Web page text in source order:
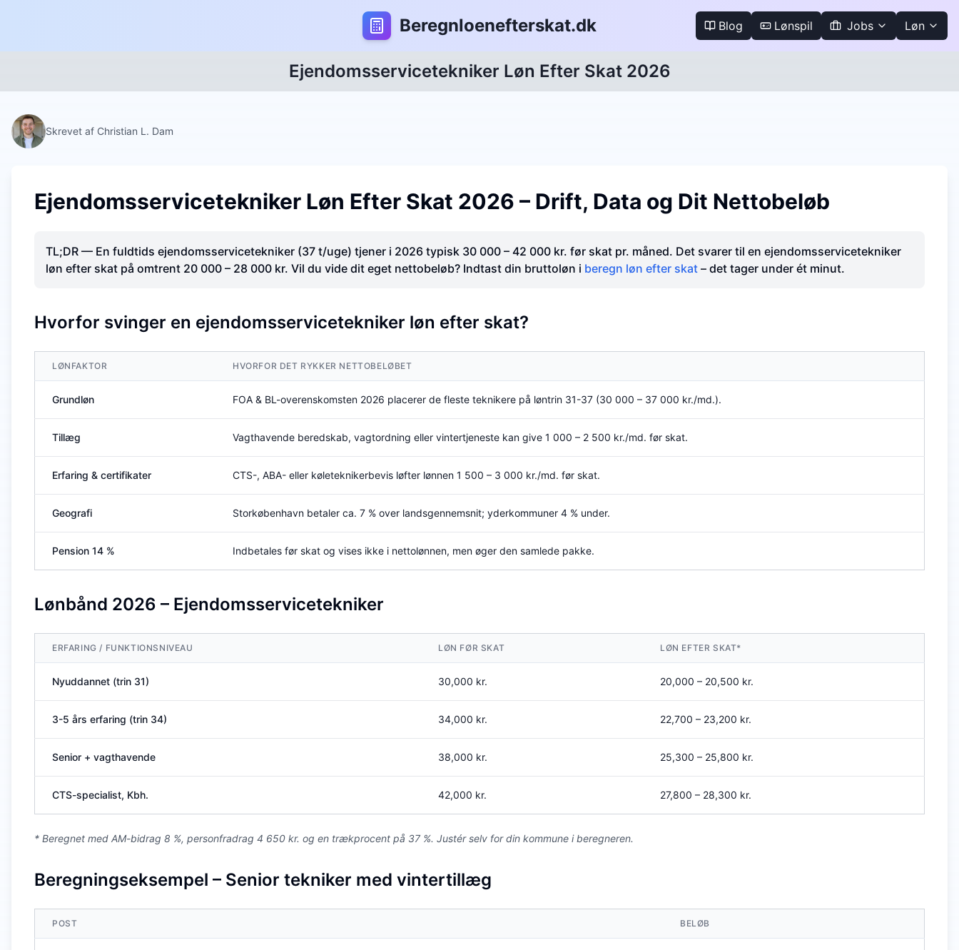
Beregnloenefterskat.dk Blog Lønspil Jobs Løn
Ejendomsservicetekniker Løn Efter Skat 2026
Skrevet af Christian L. Dam
Ejendomsservicetekniker Løn Efter Skat 2026 – Drift, Data og Dit Nettobeløb
TL;DR — En fuldtids ejendomsservicetekniker (37 t/uge) tjener i 2026 typisk 30 000 – 42 000 kr. før skat pr. måned. Det svarer til en ejendomsservicetekniker
løn efter skat på omtrent 20 000 – 28 000 kr. Vil du vide dit eget nettobeløb? Indtast din bruttoløn i beregn løn efter skat – det tager under ét minut.
Hvorfor svinger en ejendomsservicetekniker løn efter skat?
LØNFAKTOR HVORFOR DET RYKKER NETTOBELØBET
Grundløn FOA & BL-overenskomsten 2026 placerer de fleste teknikere på løntrin 31-37 (30 000 – 37 000 kr./md.).
Tillæg Vagthavende beredskab, vagtordning eller vintertjeneste kan give 1 000 – 2 500 kr./md. før skat.
Erfaring & certifikater CTS-, ABA- eller køleteknikerbevis løfter lønnen 1 500 – 3 000 kr./md. før skat.
Geografi Storkøbenhavn betaler ca. 7 % over landsgennemsnit; yderkommuner 4 % under.
Pension 14 % Indbetales før skat og vises ikke i nettolønnen, men øger den samlede pakke.
Lønbånd 2026 – Ejendomsservicetekniker
ERFARING / FUNKTIONSNIVEAU LØN FØR SKAT LØN EFTER SKAT*
Nyuddannet (trin 31) 30,000 kr. 20,000 – 20,500 kr.
3-5 års erfaring (trin 34) 34,000 kr. 22,700 – 23,200 kr.
Senior + vagthavende 38,000 kr. 25,300 – 25,800 kr.
CTS-specialist, Kbh. 42,000 kr. 27,800 – 28,300 kr.
* Beregnet med AM-bidrag 8 %, personfradrag 4 650 kr. og en trækprocent på 37 %. Justér selv for din kommune i beregneren.
Beregningseksempel – Senior tekniker med vintertillæg
POST BELØB